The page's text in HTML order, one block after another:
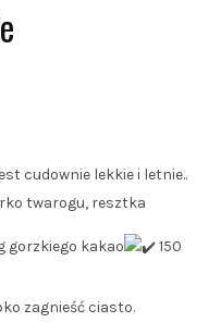
cudownie lekkie i letnie..
twarogu, resztka
gorzkiego kakao 150
zagnieść ciasto.